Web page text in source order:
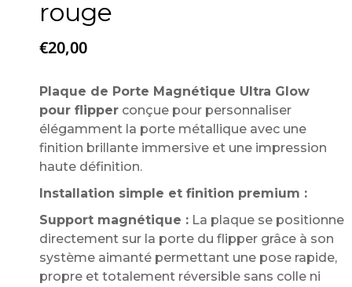
rouge
€20,00
Plaque de Porte Magnétique Ultra Glow
pour flipper conçue pour personnaliser
élégamment la porte métallique avec une
finition brillante immersive et une impression
haute définition.
Installation simple et finition premium :
Support magnétique : La plaque se positionne
directement sur la porte du flipper grâce à son
système aimanté permettant une pose rapide,
propre et totalement réversible sans colle ni